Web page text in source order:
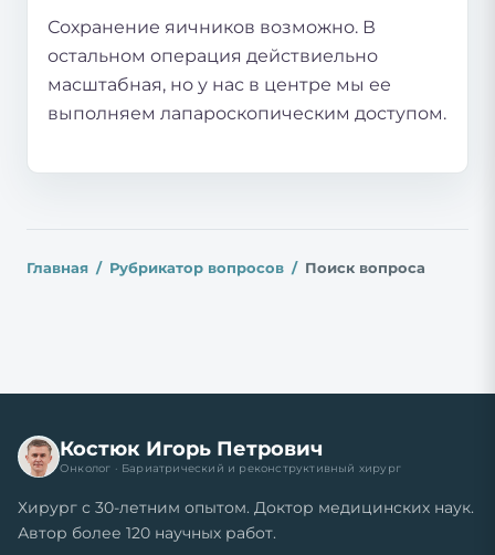
Сохранение яичников возможно. В
остальном операция действиельно
масштабная, но у нас в центре мы ее
выполняем лапароскопическим доступом.
Главная Рубрикатор вопросов Поиск вопроса
Костюк Игорь Петрович
Онколог · Бариатрический и реконструктивный хирург
Хирург с 30-летним опытом. Доктор медицинских наук.
Автор более 120 научных работ.